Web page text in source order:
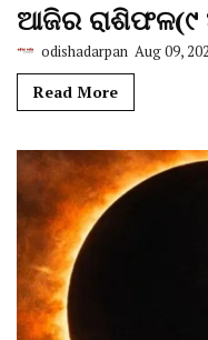
ଆଜିର ରାଶିଫଳ(୯
odishadarpan Aug 09,
Read More